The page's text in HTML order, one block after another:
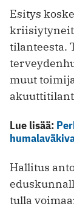
Esitys
tilanteesta.
muut
Lue lisää:
Hallitus
tulla